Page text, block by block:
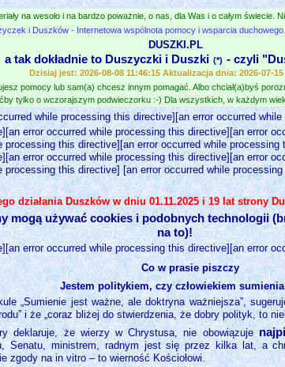
na wesoło i na bardzo poważnie, o nas, dla Was i o całym świecie.
i Duszków - Internetowa wspólnota pomocy i wsparcia
DUSZKI.PL
a tak dokładnie to Duszyczki i Duszki (*) - czyli
Dzisiaj jest: 2026-08-08 11:46:15 Aktualizacja dnia: 2026-07-15
pomocy lub sam(a) chcesz innym pomagać. Albo chciał(a)byś
tylko o wczorajszym podwieczorku :-) Dla wszystkich, w każdym
while processing this directive][an error occurred
error occurred while processing this directive][an error
this directive][an error occurred while
error occurred while processing this directive][an error
this directive] [an error occurred while
działania Duszków w dniu 01.11.2025 i 19 lat strony
mogą używać cookies i podobnych technologii
na to)!
error occurred while processing this directive][an error
Co w prasie piszczy
Jestem politykiem, czy człowiekiem
„Sumienie jest ważne, ale doktryna ważniejsza”,
i że „coraz bliżej do stwierdzenia, że dobry polityk, to
deklaruje, że wierzy w Chrystusa, nie obowiązuje
Senatu, ministrem, radnym jest się przez kilka lat, a
zgody na in vitro – to wierność Kościołowi.